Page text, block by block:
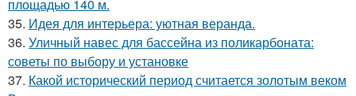
площадью 140 м.
35. Идея для интерьера: уютная веранда.
36. Уличный навес для бассейна из поликарбоната:
советы по выбору и установке
37. Какой исторический период считается золотым веком